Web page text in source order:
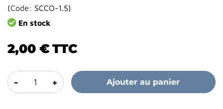
(Code: SCCO-1.5)
En stock
2,00 €TTC
- + Ajouter au panier